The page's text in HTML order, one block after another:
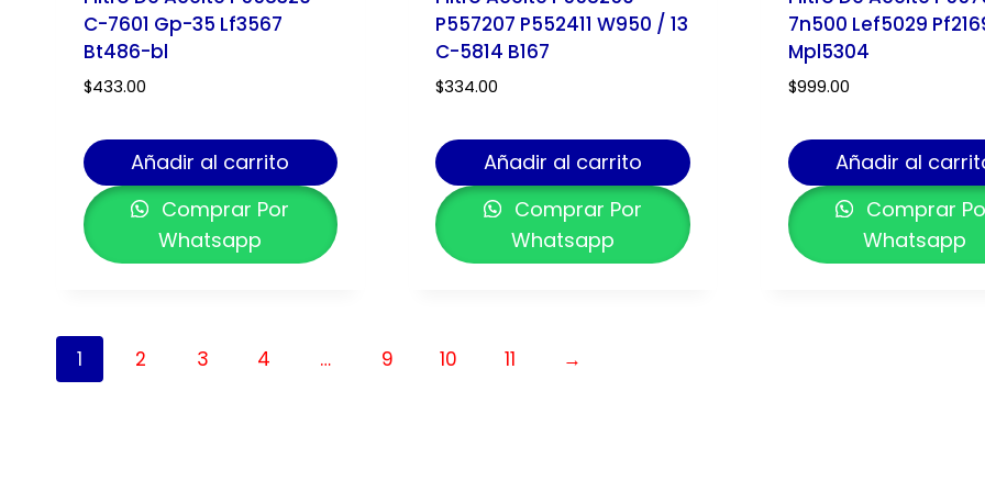
C-7601 Gp-35 Lf3567
Bt486-bl
$433.00
Añadir al carrito
Comprar Por
Whatsapp
P557207 P552411 W950 / 13
C-5814 B167
$334.00
Añadir al carrito
Comprar Por
Whatsapp
7n500 Lef5029
Mpl5304
$999.00
Añadir al
Comprar
Whatsapp
1 2 3 4 … 9 10 11 →